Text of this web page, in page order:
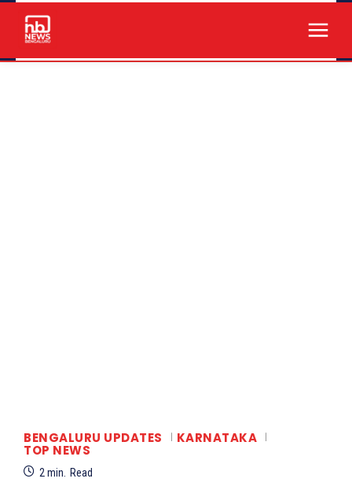
BENGALURU UPDATES KARNATAKA
TOP NEWS
2 min. Read